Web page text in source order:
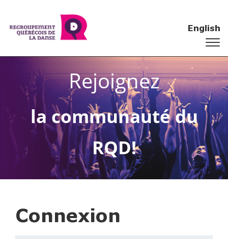
English
Rejoignez
la communauté du
RQD!
Connexion